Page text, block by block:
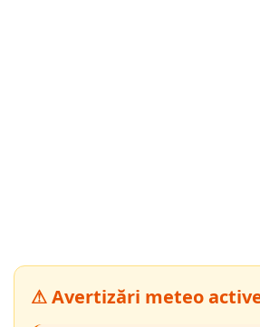
⚠ Avertizări meteo